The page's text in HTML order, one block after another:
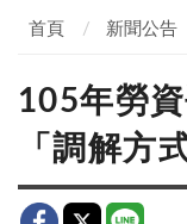
首頁 新聞公告
105年勞
「調解方